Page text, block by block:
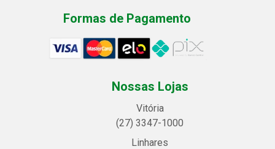
Formas de Pagamento
Nossas Lojas
Vitória
(27) 3347-1000
Linhares